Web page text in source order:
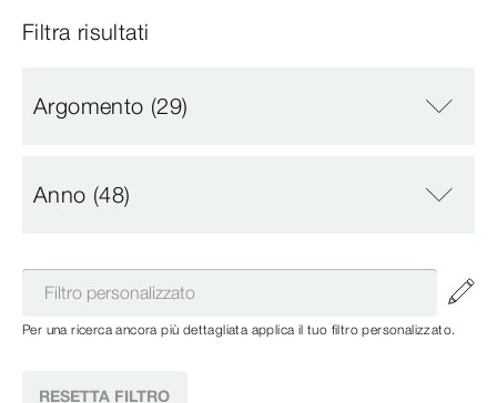
Filtra risultati
Argomento (29)
Anno (48)
Per una ricerca ancora più dettagliata applica il tuo filtro personalizzato.
RESETTA FILTRO